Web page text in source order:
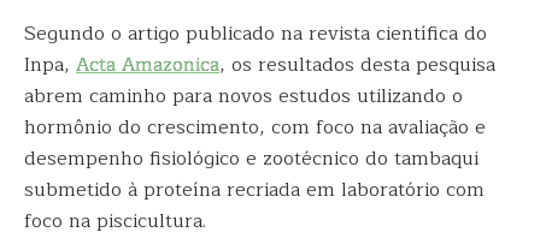
Segundo o artigo publicado na revista científica do
Inpa, Acta Amazonica, os resultados desta pesquisa
abrem caminho para novos estudos utilizando o
hormônio do crescimento, com foco na avaliação e
desempenho fisiológico e zootécnico do tambaqui
submetido à proteína recriada em laboratório com
foco na piscicultura.